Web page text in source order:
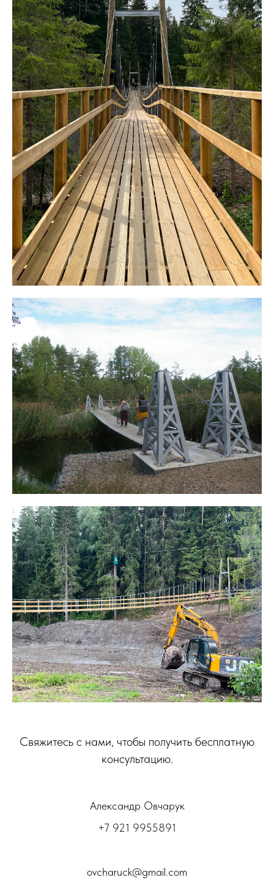
Свяжитесь с нами, чтобы получить бесплатную
консультацию.
Александр Овчарук
+7 921 9955891
ovcharuck@gmail.com